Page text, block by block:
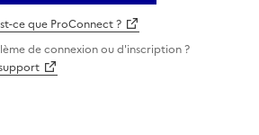
ce que ProConnect ?
de connexion ou d'inscription ?